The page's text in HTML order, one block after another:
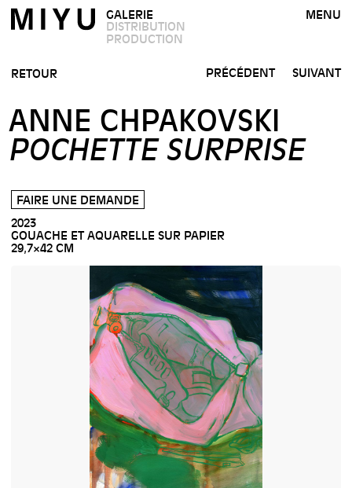
GALERIE
DISTRIBUTION
PRODUCTION
MENU
RETOUR
ANNE CHPAKOVSKI
POCHETTE SURPRISE
FAIRE UNE DEMANDE
2023
GOUACHE ET AQUARELLE SUR PAPIER
29,7×42 CM
PRÉCÉDENT SUIVANT